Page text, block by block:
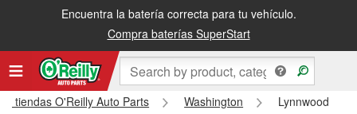
Encuentra la batería correcta para tu vehículo.
Compra baterías SuperStart
tiendas O'Reilly Auto Parts Washington
Lynnwood